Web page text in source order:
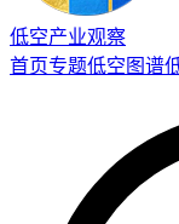
低空产业观察
首页专题低空图谱